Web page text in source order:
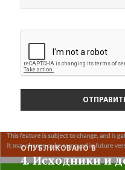
Навигация
по
ОПУБЛИКОВАНО В
4. Исходники и